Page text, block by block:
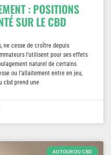
: POSITIONS
SUR LE CBD
ne cesse de croître depuis
l’utilisent pour ses effets
naturel de certains
ou l’allaitement entre en jeu,
cbd prend une
AUTOUR DU CBD